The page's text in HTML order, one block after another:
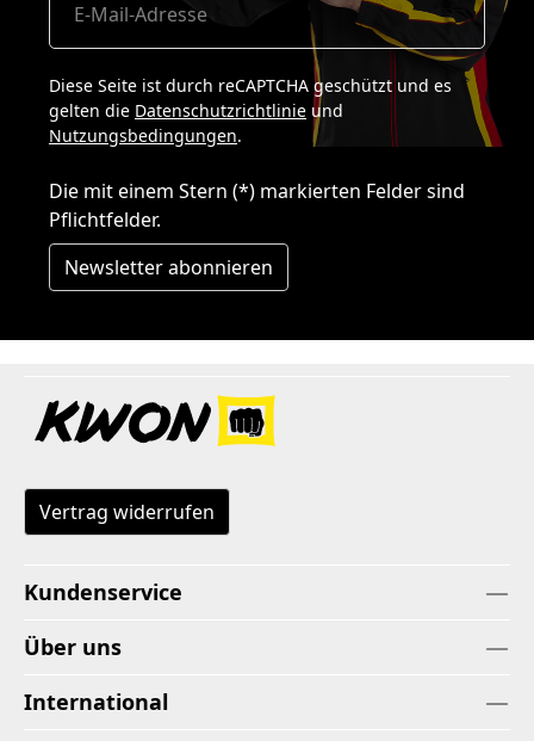
Diese Seite ist durch reCAPTCHA geschützt und es
gelten die Datenschutzrichtlinie und
Nutzungsbedingungen.
Die mit einem Stern (*) markierten Felder sind
Pflichtfelder.
Newsletter abonnieren
Vertrag widerrufen
Kundenservice
Über uns
International